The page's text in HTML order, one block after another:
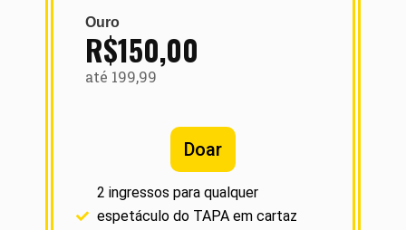
Ouro
R$150,00
até 199,99
Doar
2 ingressos para qualquer
espetáculo do TAPA em cartaz